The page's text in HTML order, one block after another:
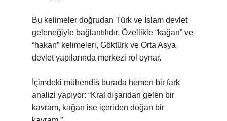
Bu kelimeler doğrudan Türk ve İslam devlet
geleneğiyle bağlantılıdır. Özellikle “kağan” ve
“hakan” kelimeleri, Göktürk ve Orta Asya
devlet yapılarında merkezi rol oynar.
İçimdeki mühendis burada hemen bir fark
analizi yapıyor: “Kral dışarıdan gelen bir
kavram, kağan ise içeriden doğan bir